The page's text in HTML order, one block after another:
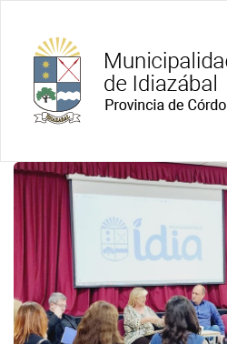
contenido
principal
Municipalidad
de Idiazábal
Contenido
principal